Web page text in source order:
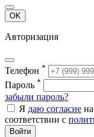
OK
Авторизация
Телефон *
Пароль *
забыли пароль?
Я даю согласие
соответствии с
Войти